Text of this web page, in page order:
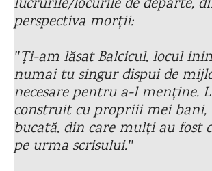
lucrurile/locurile de departe,
perspectiva morții:
ʺȚi-am lăsat Balcicul, locul
numai tu singur dispui de
necesare pentru a-l menține.
construit cu propriii mei bani,
bucată, din care mulți au fost
pe urma scrisului.ʺ